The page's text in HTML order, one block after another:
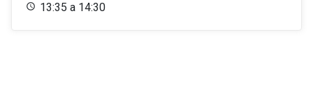
13:35 a 14:30